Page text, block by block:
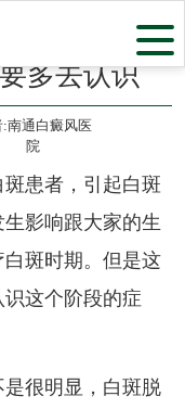
多去认识
:南通白癜风医
院
患者，引起白斑
影响跟大家的生
斑时期。但是这
这个阶段的症
很明显，白斑脱